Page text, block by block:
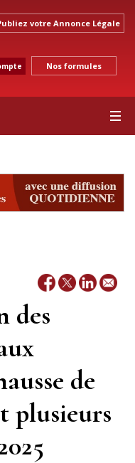
votre Annonce Légale
Nos formules
des
de
plusieurs